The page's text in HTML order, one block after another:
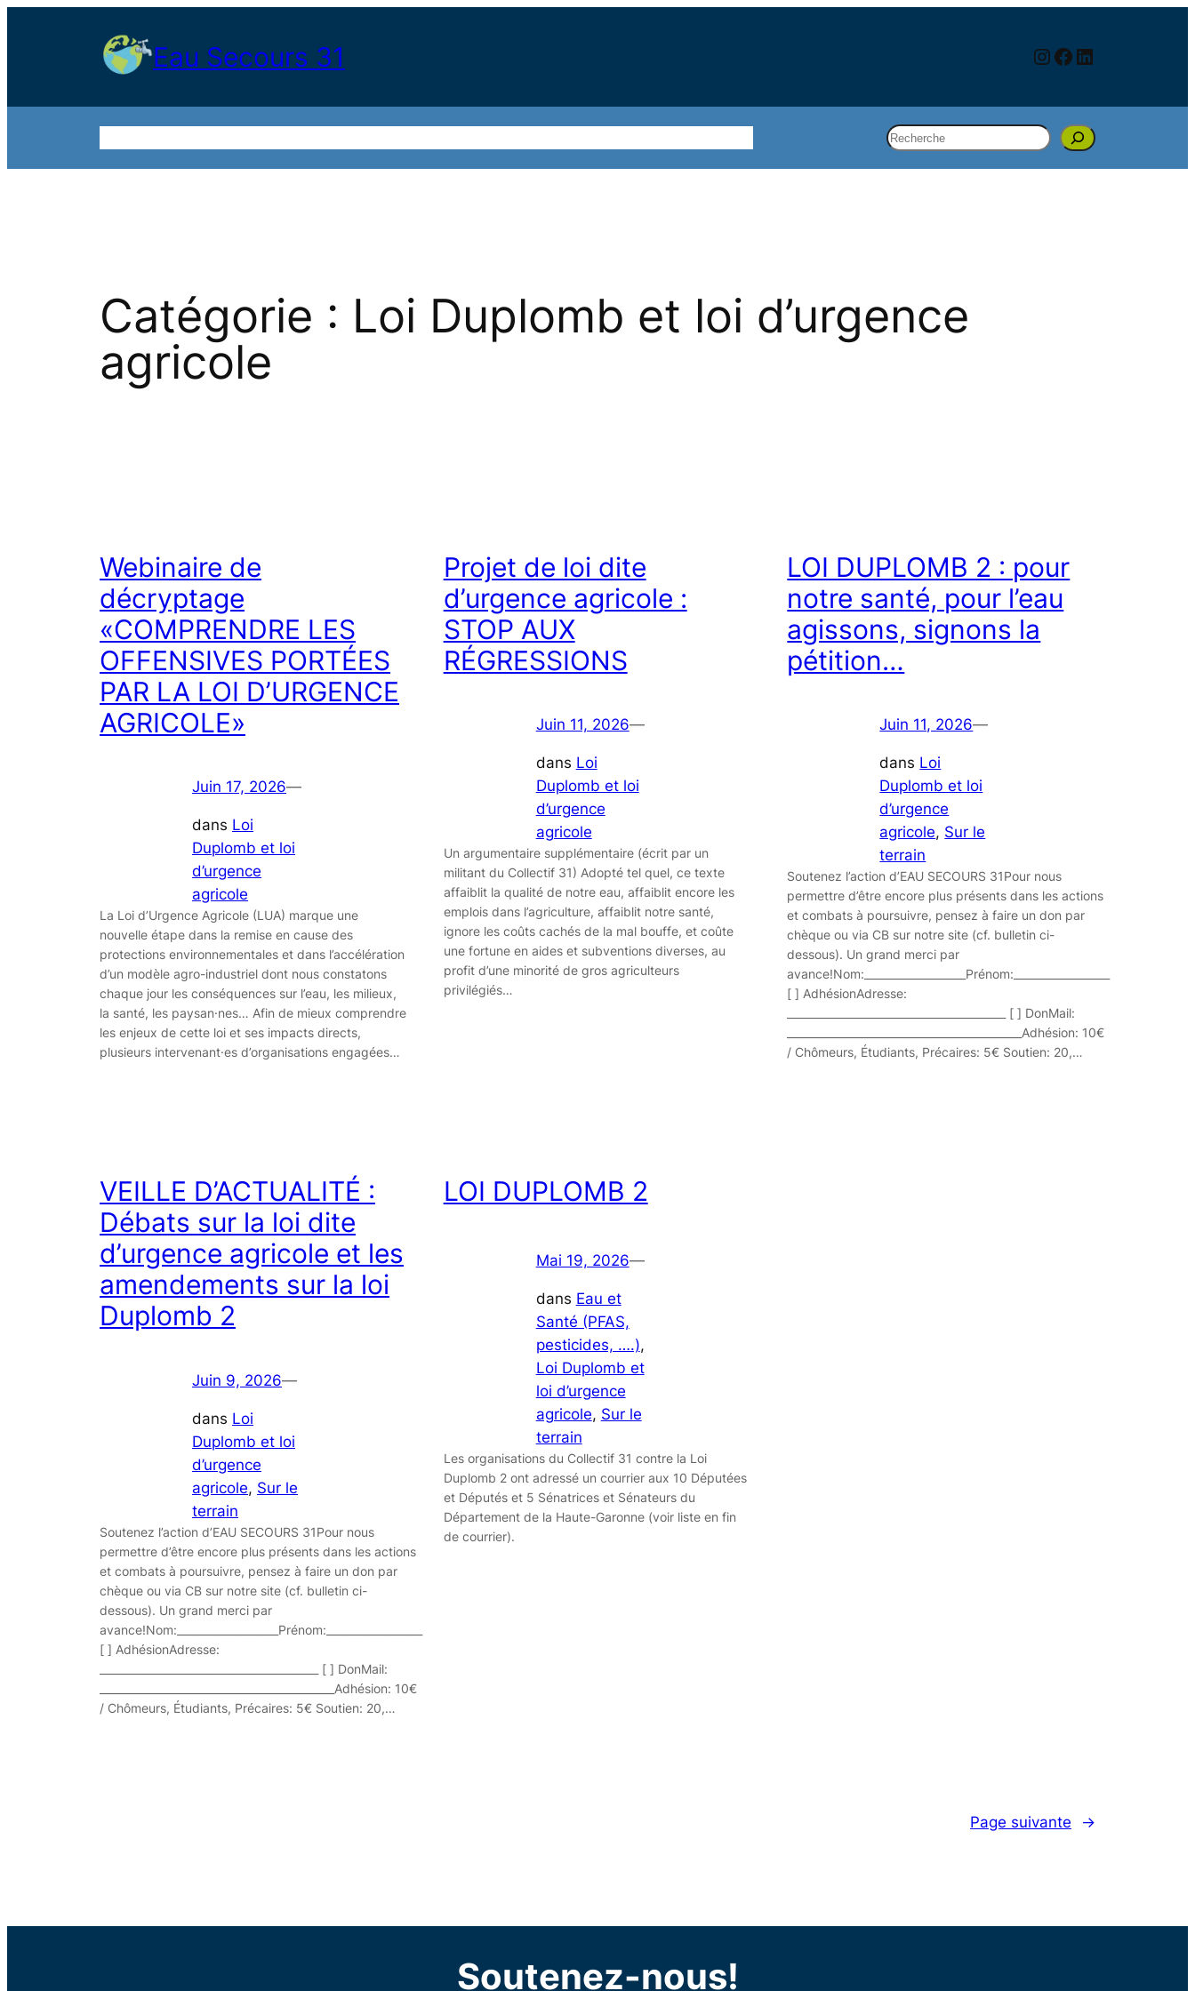
Eau Secours 31 Instagram
Facebook
LinkedIn
Rechercher
Catégorie : Loi Duplomb et loi d’urgence
agricole
Webinaire de
décryptage
«COMPRENDRE LES
OFFENSIVES PORTÉES
PAR LA LOI D’URGENCE
AGRICOLE»
Juin 17, 2026—
dans Loi
Duplomb et loi
d’urgence
agricole
La Loi d’Urgence Agricole (LUA) marque une
nouvelle étape dans la remise en cause des
protections environnementales et dans l’accélération
d’un modèle agro-industriel dont nous constatons
chaque jour les conséquences sur l’eau, les milieux,
la santé, les paysan·nes… Afin de mieux comprendre
les enjeux de cette loi et ses impacts directs,
plusieurs intervenant·es d’organisations engagées…
Projet de loi dite
d’urgence agricole :
STOP AUX
RÉGRESSIONS
Juin 11, 2026—
dans Loi
Duplomb et loi
d’urgence
agricole
Un argumentaire supplémentaire (écrit par un
militant du Collectif 31) Adopté tel quel, ce texte
affaiblit la qualité de notre eau, affaiblit encore les
emplois dans l’agriculture, affaiblit notre santé,
ignore les coûts cachés de la mal bouffe, et coûte
une fortune en aides et subventions diverses, au
profit d’une minorité de gros agriculteurs
privilégiés…
LOI DUPLOMB 2 : pour
notre santé, pour l’eau
agissons, signons la
pétition…
Juin 11, 2026—
dans Loi
Duplomb et loi
d’urgence
agricole, Sur le
terrain
Soutenez l’action d’EAU SECOURS 31Pour nous
permettre d’être encore plus présents dans les actions
et combats à poursuivre, pensez à faire un don par
chèque ou via CB sur notre site (cf. bulletin ci­-
dessous). Un grand merci par
avance!Nom:___________________Prénom:__________________
[ ] AdhésionAdresse:
_________________________________________ [ ] DonMail:
____________________________________________Adhésion: 10€
/ Chômeurs, Étudiants, Précaires: 5€ Soutien: 20,…
VEILLE D’ACTUALITÉ :
Débats sur la loi dite
d’urgence agricole et les
amendements sur la loi
Duplomb 2
Juin 9, 2026—
dans Loi
Duplomb et loi
d’urgence
agricole, Sur le
terrain
Soutenez l’action d’EAU SECOURS 31Pour nous
permettre d’être encore plus présents dans les actions
et combats à poursuivre, pensez à faire un don par
chèque ou via CB sur notre site (cf. bulletin ci­-
dessous). Un grand merci par
avance!Nom:___________________Prénom:__________________
[ ] AdhésionAdresse:
_________________________________________ [ ] DonMail:
____________________________________________Adhésion: 10€
/ Chômeurs, Étudiants, Précaires: 5€ Soutien: 20,…
LOI DUPLOMB 2
Mai 19, 2026—
dans Eau et
Santé (PFAS,
pesticides, ….)
Loi Duplomb et
loi d’urgence
agricole, Sur le
terrain
Les organisations du Collectif 31 contre la Loi
Duplomb 2 ont adressé un courrier aux 10 Députées
et Députés et 5 Sénatrices et Sénateurs du
Département de la Haute-Garonne (voir liste en fin
de courrier).
Page suivante →
Soutenez-nous!